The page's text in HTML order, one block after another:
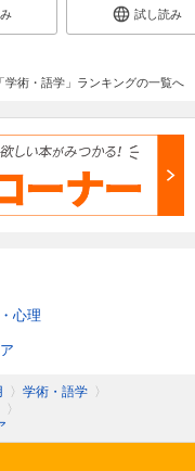
試し読み
「学術・語学」ランキングの一覧へ
心理
〉 学術・語学 〉
〉